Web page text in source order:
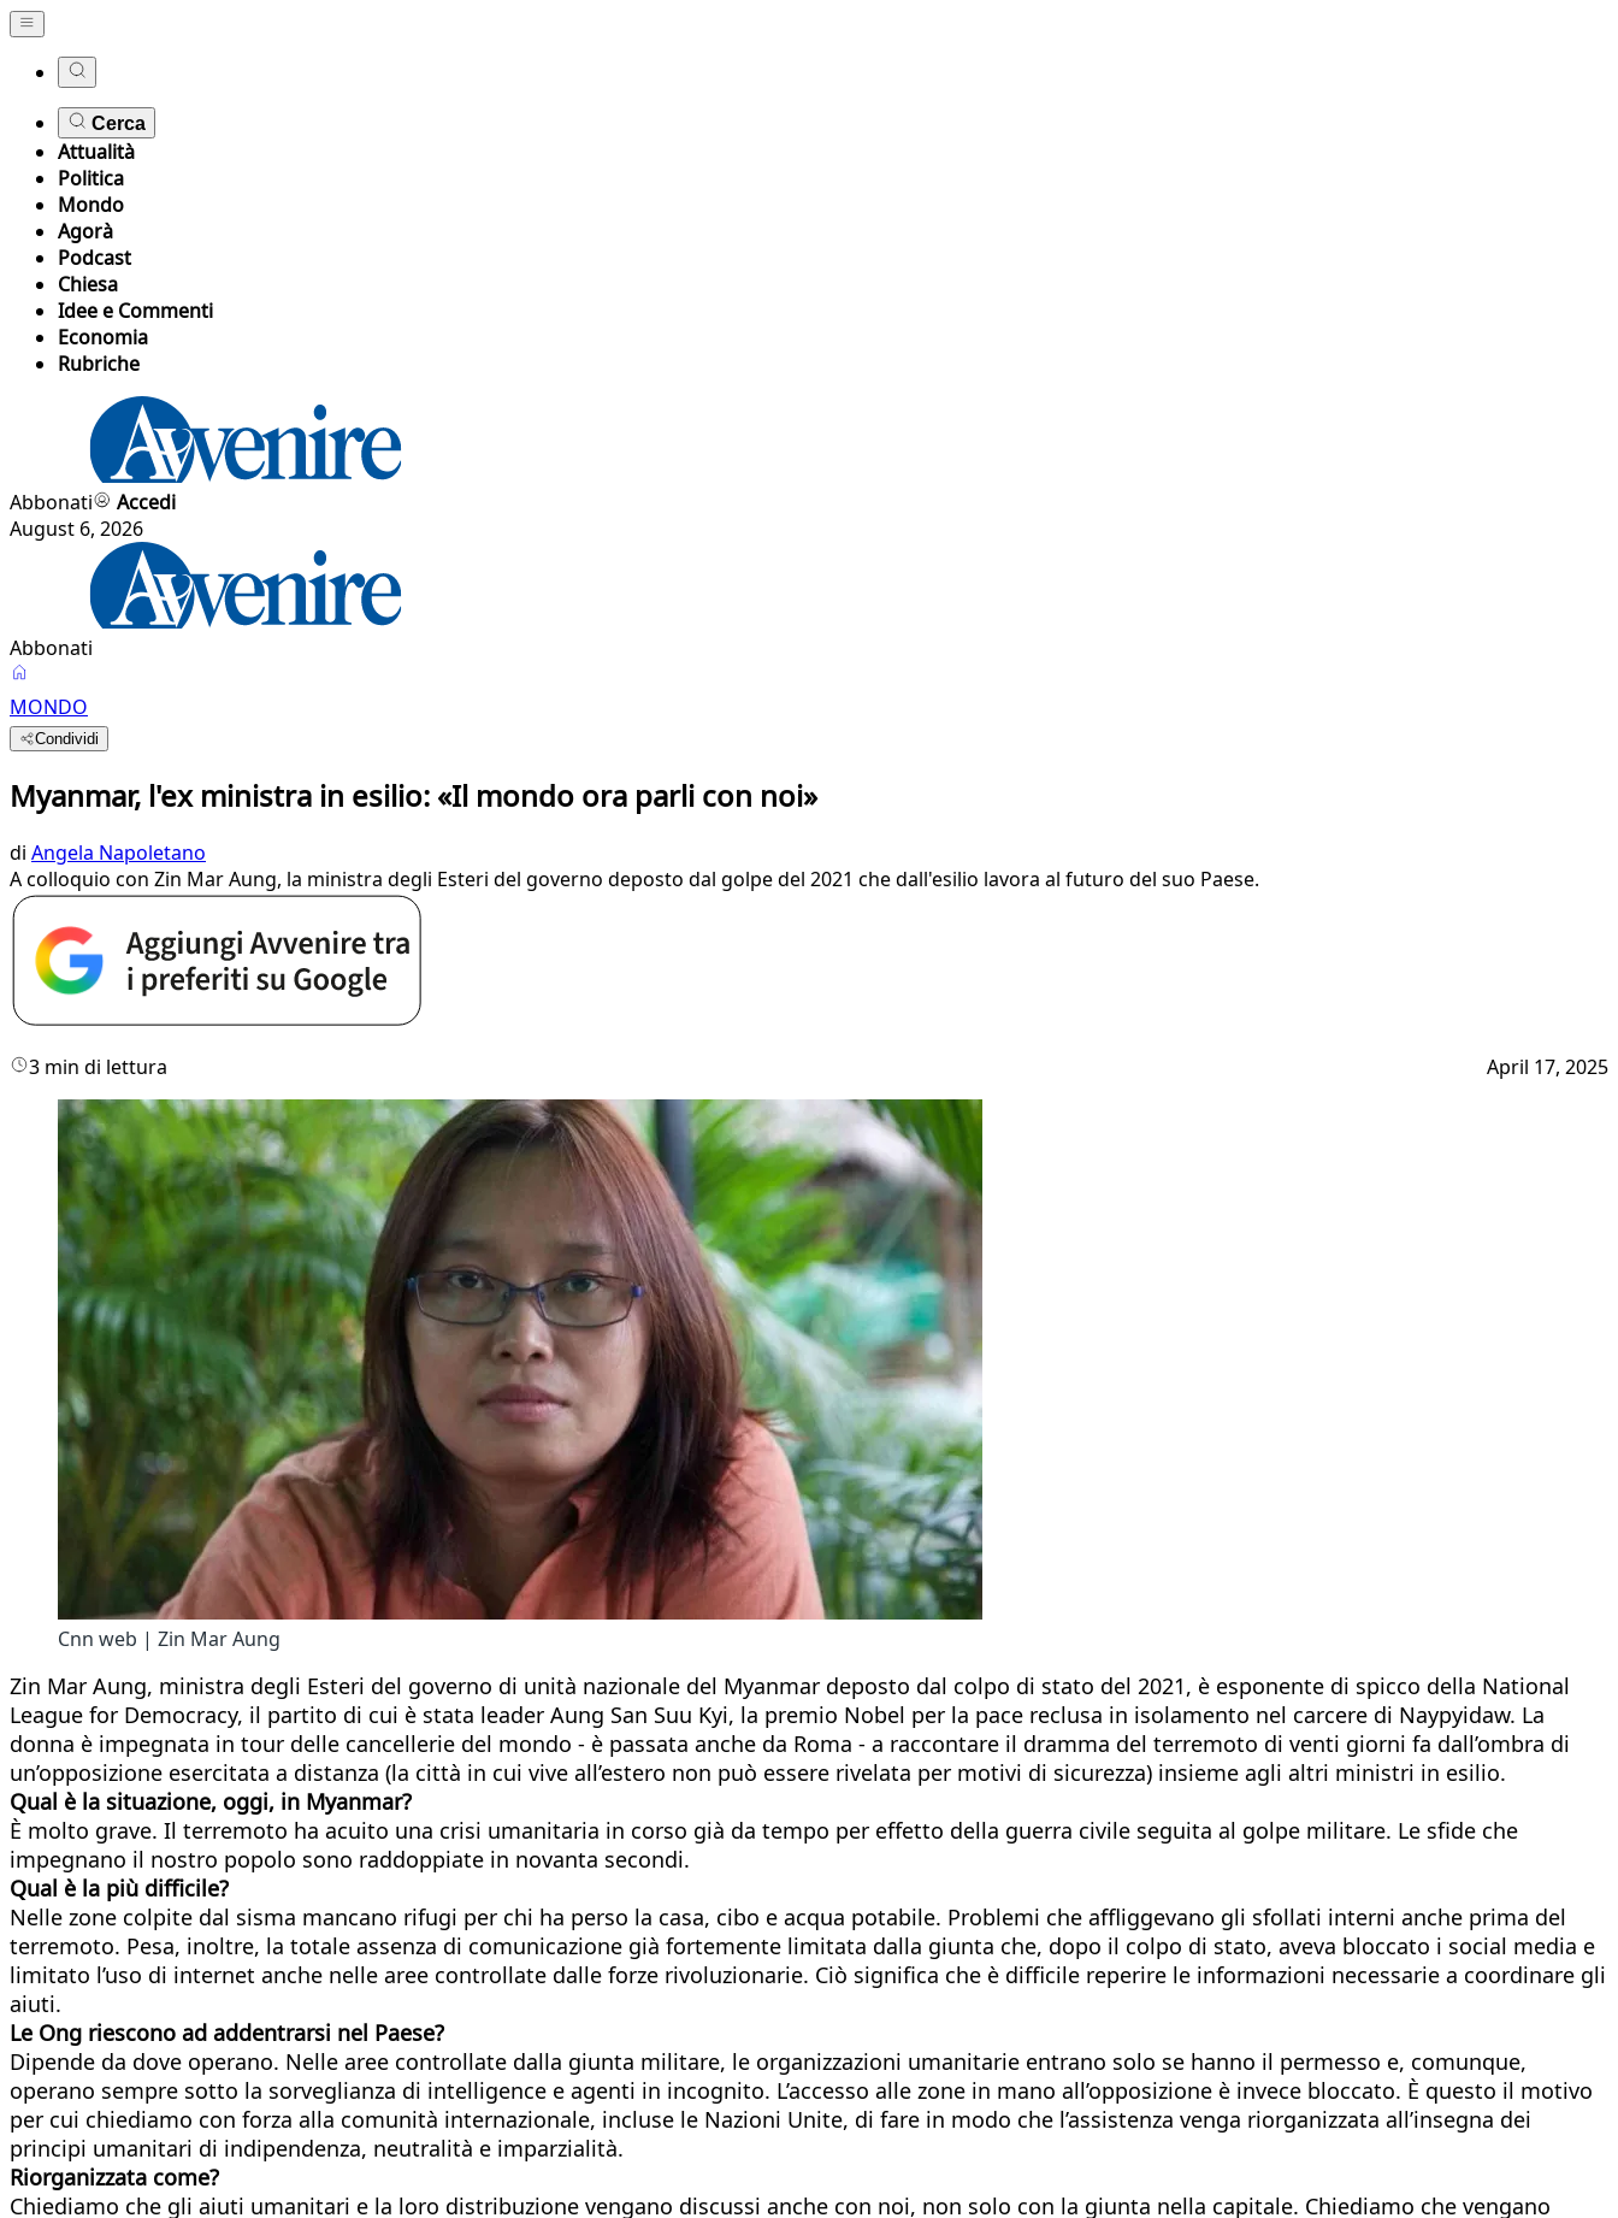
Cerca
Attualità
Politica
Mondo
Agorà
Podcast
Chiesa
Idee e Commenti
Economia
Rubriche
Abbonati
Accedi
August 6, 2026
Abbonati
MONDO
Condividi
Myanmar, l'ex ministra in esilio: «Il mondo ora parli con noi»
di Angela Napoletano
A colloquio con Zin Mar Aung, la ministra degli Esteri del governo deposto dal golpe del 2021 che dall'esilio lavora al futuro del suo Paese.
3 min di lettura April 17, 2025
Cnn web | Zin Mar Aung
Zin Mar Aung, ministra degli Esteri del governo di unità nazionale del Myanmar deposto dal colpo di stato del 2021, è esponente di spicco della National
League for Democracy, il partito di cui è stata leader Aung San Suu Kyi, la premio Nobel per la pace reclusa in isolamento nel carcere di Naypyidaw. La
donna è impegnata in tour delle cancellerie del mondo - è passata anche da Roma - a raccontare il dramma del terremoto di venti giorni fa dall’ombra di
un’opposizione esercitata a distanza (la città in cui vive all’estero non può essere rivelata per motivi di sicurezza) insieme agli altri ministri in esilio.
Qual è la situazione, oggi, in Myanmar?
È molto grave. Il terremoto ha acuito una crisi umanitaria in corso già da tempo per effetto della guerra civile seguita al golpe militare. Le sfide che
impegnano il nostro popolo sono raddoppiate in novanta secondi.
Qual è la più difficile?
Nelle zone colpite dal sisma mancano rifugi per chi ha perso la casa, cibo e acqua potabile. Problemi che affliggevano gli sfollati interni anche prima del
terremoto. Pesa, inoltre, la totale assenza di comunicazione già fortemente limitata dalla giunta che, dopo il colpo di stato, aveva bloccato i social media e
limitato l’uso di internet anche nelle aree controllate dalle forze rivoluzionarie. Ciò significa che è difficile reperire le informazioni necessarie a coordinare gli
aiuti.
Le Ong riescono ad addentrarsi nel Paese?
Dipende da dove operano. Nelle aree controllate dalla giunta militare, le organizzazioni umanitarie entrano solo se hanno il permesso e, comunque,
operano sempre sotto la sorveglianza di intelligence e agenti in incognito. L’accesso alle zone in mano all’opposizione è invece bloccato. È questo il motivo
per cui chiediamo con forza alla comunità internazionale, incluse le Nazioni Unite, di fare in modo che l’assistenza venga riorganizzata all’insegna dei
principi umanitari di indipendenza, neutralità e imparzialità.
Riorganizzata come?
Chiediamo che gli aiuti umanitari e la loro distribuzione vengano discussi anche con noi, non solo con la giunta nella capitale. Chiediamo che vengano